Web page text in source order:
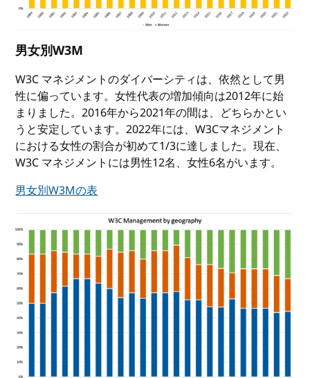
男女別W3M
W3C マネジメントのダイバーシティは、依然として男
性に偏っています。女性代表の増加傾向は2012年に始
まりました。2016年から2021年の間は、どちらかとい
うと安定しています。2022年には、W3Cマネジメント
における女性の割合が初めて1/3に達しました。現在、
W3C マネジメントには男性12名、女性6名がいます。
男女別W3Mの表